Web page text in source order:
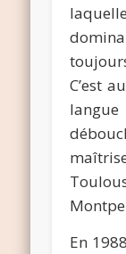
C’est
En